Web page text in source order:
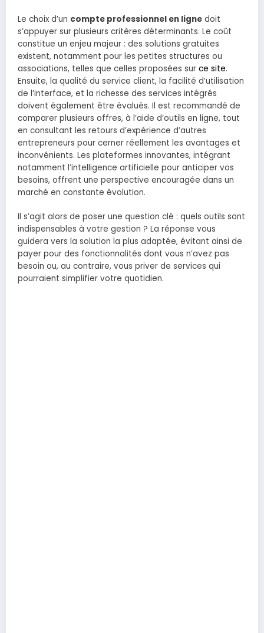
Le choix d’un compte professionnel en ligne doit
s’appuyer sur plusieurs critères déterminants. Le coût
constitue un enjeu majeur : des solutions gratuites
existent, notamment pour les petites structures ou
associations, telles que celles proposées sur ce site.
Ensuite, la qualité du service client, la facilité d’utilisation
de l’interface, et la richesse des services intégrés
doivent également être évalués. Il est recommandé de
comparer plusieurs offres, à l’aide d’outils en ligne, tout
en consultant les retours d’expérience d’autres
entrepreneurs pour cerner réellement les avantages et
inconvénients. Les plateformes innovantes, intégrant
notamment l’intelligence artificielle pour anticiper vos
besoins, offrent une perspective encouragée dans un
marché en constante évolution.
Il s’agit alors de poser une question clé : quels outils sont
indispensables à votre gestion ? La réponse vous
guidera vers la solution la plus adaptée, évitant ainsi de
payer pour des fonctionnalités dont vous n’avez pas
besoin ou, au contraire, vous priver de services qui
pourraient simplifier votre quotidien.